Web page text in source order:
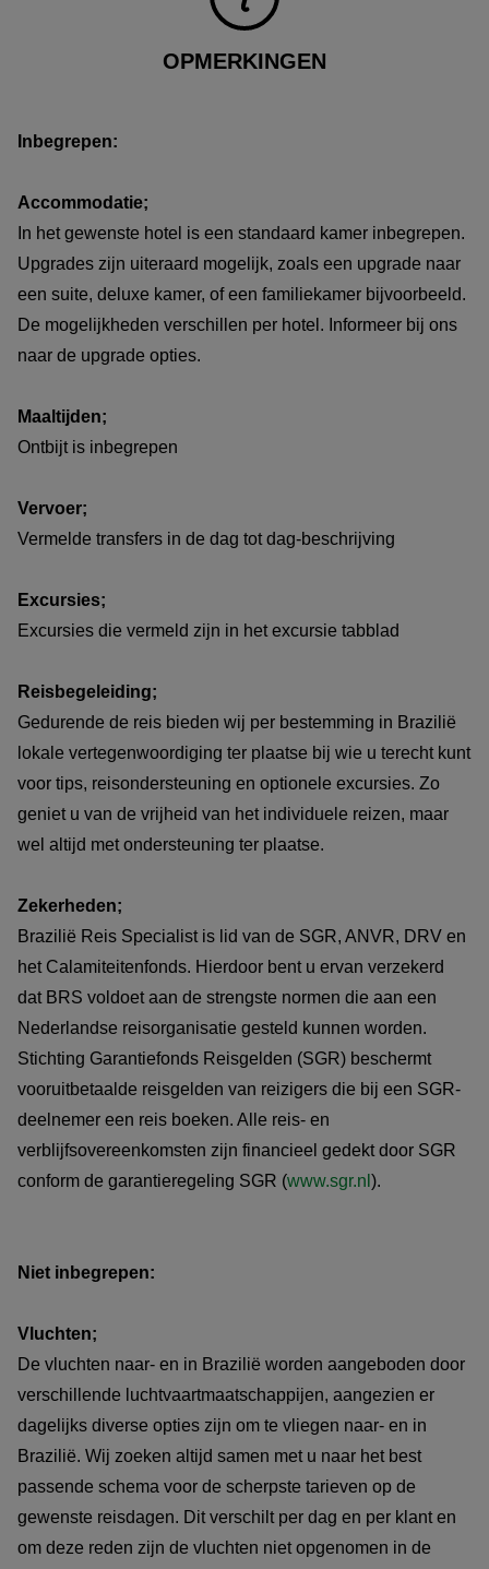
OPMERKINGEN
Inbegrepen:
Accommodatie;
In het gewenste hotel is een standaard kamer inbegrepen.
Upgrades zijn uiteraard mogelijk, zoals een upgrade naar
een suite, deluxe kamer, of een familiekamer bijvoorbeeld.
De mogelijkheden verschillen per hotel. Informeer bij ons
naar de upgrade opties.
Maaltijden;
Ontbijt is inbegrepen
Vervoer;
Vermelde transfers in de dag tot dag-beschrijving
Excursies;
Excursies die vermeld zijn in het excursie tabblad
Reisbegeleiding;
Gedurende de reis bieden wij per bestemming in Brazilië
lokale vertegenwoordiging ter plaatse bij wie u terecht kunt
voor tips, reisondersteuning en optionele excursies. Zo
geniet u van de vrijheid van het individuele reizen, maar
wel altijd met ondersteuning ter plaatse.
Zekerheden;
Brazilië Reis Specialist is lid van de SGR, ANVR, DRV en
het Calamiteitenfonds. Hierdoor bent u ervan verzekerd
dat BRS voldoet aan de strengste normen die aan een
Nederlandse reisorganisatie gesteld kunnen worden.
Stichting Garantiefonds Reisgelden (SGR) beschermt
vooruitbetaalde reisgelden van reizigers die bij een SGR-
deelnemer een reis boeken. Alle reis- en
verblijfsovereenkomsten zijn financieel gedekt door SGR
conform de garantieregeling SGR (www.sgr.nl ).
Niet inbegrepen:
Vluchten;
De vluchten naar- en in Brazilië worden aangeboden door
verschillende luchtvaartmaatschappijen, aangezien er
dagelijks diverse opties zijn om te vliegen naar- en in
Brazilië. Wij zoeken altijd samen met u naar het best
passende schema voor de scherpste tarieven op de
gewenste reisdagen. Dit verschilt per dag en per klant en
om deze reden zijn de vluchten niet opgenomen in de